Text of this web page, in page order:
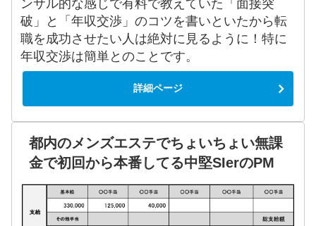
ンサル的な感じで有料で教えていた「面接突
破」と「年収交渉」のコツを書いといたから転
職を成功させたい人は絶対に見るように！特に
年収交渉は簡単とのことです。
詳細ページ
都内のメンズエステでちょいちょい無課
金で初回から本番してる中堅SIerのPM